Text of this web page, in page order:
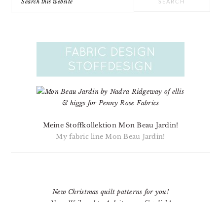
Meine Stoffkollektion Mon Beau Jardin!
My fabric line Mon Beau Jardin!
New Christmas quilt patterns for you!